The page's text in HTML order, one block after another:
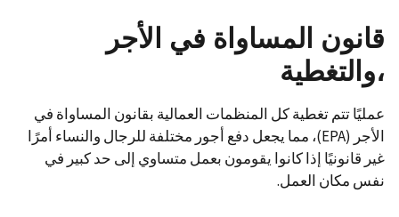
قانون المساواة في الأجر
،والتغطية
عمليًا تتم تغطية كل المنظمات العمالية بقانون المساواة في
الأجر (EPA)، مما يجعل دفع أجور مختلفة للرجال والنساء أمرًا
غير قانونيًا إذا كانوا يقومون بعمل متساوي إلى حد كبير في
نفس مكان العمل.